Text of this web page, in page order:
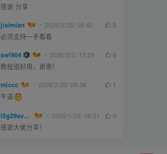
感谢 分享
jisimian 2026/3/25/ 09:40
0
必须支持一手看看
swl904 2026/3/3/ 13:29
0
教程很好用，谢谢！
miccc 2026/2/20/ 06:36
1
牛逼
i5g29ave0m 2026/1/29/ 08:31
0
感谢大佬分享！